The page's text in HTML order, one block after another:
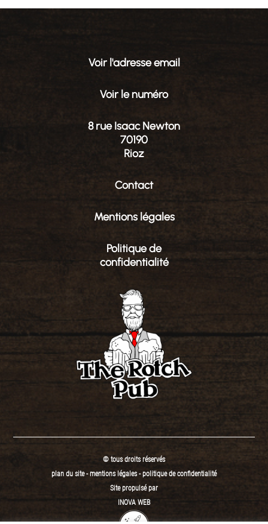
Voir l'adresse email
Voir le numéro
8 rue Isaac Newton
70190
Rioz
Contact
Mentions légales
Politique de
confidentialité
© tous droits réservés
plan du site-mentions légales-politique de confidentialité
Site propulsé par
INOVA WEB